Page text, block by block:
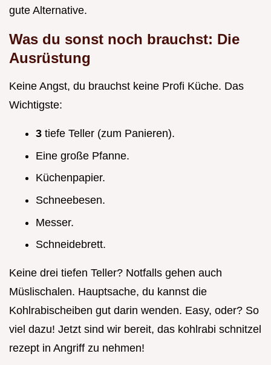
gute Alternative.
Was du sonst noch brauchst: Die
Ausrüstung
Keine Angst, du brauchst keine Profi Küche. Das
Wichtigste:
3 tiefe Teller (zum Panieren).
Eine große Pfanne.
Küchenpapier.
Schneebesen.
Messer.
Schneidebrett.
Keine drei tiefen Teller? Notfalls gehen auch
Müslischalen. Hauptsache, du kannst die
Kohlrabischeiben gut darin wenden. Easy, oder? So
viel dazu! Jetzt sind wir bereit, das kohlrabi schnitzel
rezept in Angriff zu nehmen!